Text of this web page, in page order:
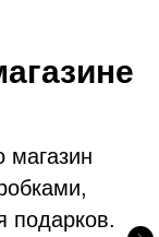
магазин
подарков.